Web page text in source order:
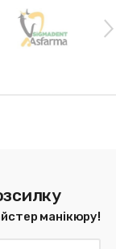
манікюру!